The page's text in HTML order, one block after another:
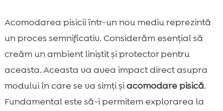
Acomodarea pisicii într-un nou mediu reprezintă
un proces semnificativ. Considerăm esențial să
creăm un ambient liniștit și protector pentru
aceasta. Aceasta va avea impact direct asupra
modului în care se va simți șiacomodare pisică.
Fundamental este să-i permitem explorarea la